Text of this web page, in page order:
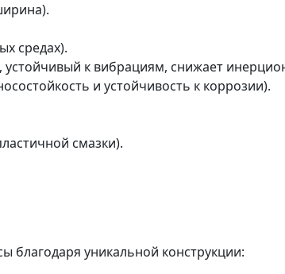
средах).
к вибрациям, снижает
и устойчивость к коррозии).
смазки).
благодаря уникальной конструкции: